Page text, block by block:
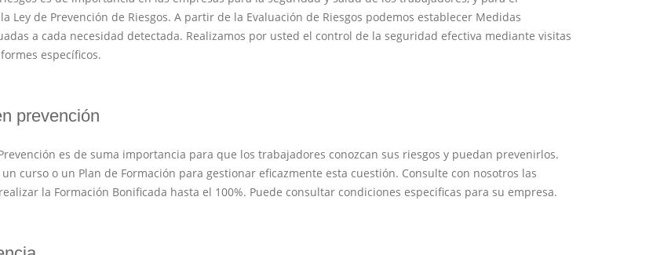
Ley de Prevención de Riesgos. A partir de la Evaluación de Riesgos podemos establecer Medidas
a cada necesidad detectada. Realizamos por usted el control de la seguridad efectiva mediante visitas
específicos.
prevención
es de suma importancia para que los trabajadores conozcan sus riesgos y puedan prevenirlos.
curso o un Plan de Formación para gestionar eficazmente esta cuestión. Consulte con nosotros las
la Formación Bonificada hasta el 100%. Puede consultar condiciones especificas para su empresa.